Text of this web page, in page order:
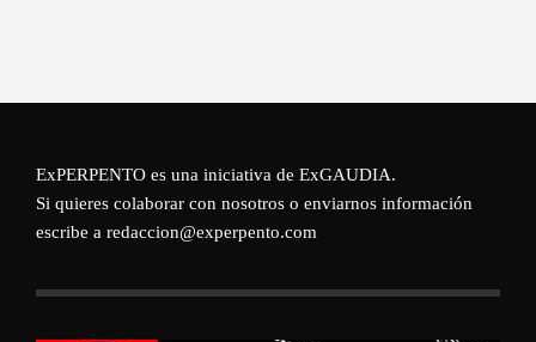
ExPERPENTO es una iniciativa de ExGAUDIA.
Si quieres colaborar con nosotros o enviarnos información
escribe a redaccion@experpento.com